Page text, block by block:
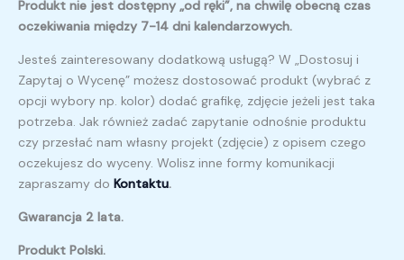
Produkt nie jest dostępny „od ręki”, na chwilę obecną czas
oczekiwania między 7-14 dni kalendarzowych.
Jesteś zainteresowany dodatkową usługą? W „Dostosuj i
Zapytaj o Wycenę” możesz dostosować produkt (wybrać z
opcji wybory np. kolor) dodać grafikę, zdjęcie jeżeli jest taka
potrzeba. Jak również zadać zapytanie odnośnie produktu
czy przesłać nam własny projekt (zdjęcie) z opisem czego
oczekujesz do wyceny. Wolisz inne formy komunikacji
zapraszamy do Kontaktu.
Gwarancja 2 lata.
Produkt Polski.